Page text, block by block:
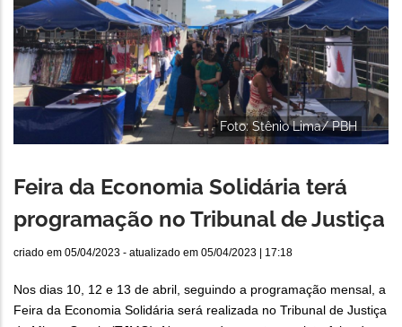
Foto: Stênio Lima/ PBH
Feira da Economia Solidária terá
programação no Tribunal de Justiça
criado em 05/04/2023 - atualizado em 05/04/2023 | 17:18
Nos dias 10, 12 e 13 de abril, seguindo a programação mensal, a
Feira da Economia Solidária será realizada no Tribunal de Justiça